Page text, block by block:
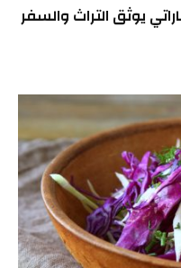
يوثق التراث والسفر